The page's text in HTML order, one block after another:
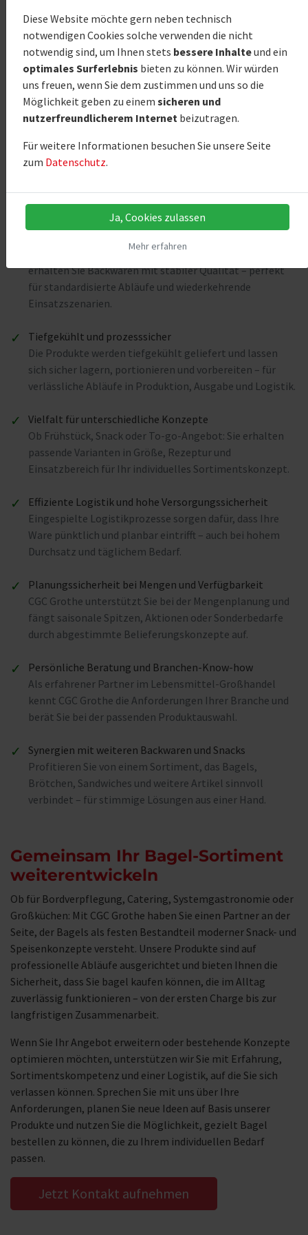
Grothe von einem erfahrenen Partner im Backwaren-
Großhandel. Als Spezialist für Bordverpflegung, Catering,
Systemgastronomie und Großküchen bieten wir Ihnen
planbare Qualität, verlässliche Logistik und Produkte, die
sich optimal in Ihre Prozesse integrieren lassen – von der
ersten Bestellung bis zum laufenden Nachschub.
Verpflegungskonzepte an Bord und am Boden.
Durch langjährige Erfahrung und eigene Herstellung
erhalten Sie Backwaren mit stabiler Qualität – perfekt
für standardisierte Abläufe und wiederkehrende
Einsatzszenarien.
✓
Tiefgekühlt und prozesssicher
Die Produkte werden tiefgekühlt geliefert und lassen
sich sicher lagern, portionieren und vorbereiten – für
verlässliche Abläufe in Produktion, Ausgabe und Logistik.
✓
Vielfalt für unterschiedliche Konzepte
Ob Frühstück, Snack oder To-go-Angebot: Sie erhalten
passende Varianten in Größe, Rezeptur und
Einsatzbereich für Ihr individuelles Sortimentskonzept.
✓
Effiziente Logistik und hohe Versorgungssicherheit
Eingespielte Logistikprozesse sorgen dafür, dass Ihre
Ware pünktlich und planbar eintrifft – auch bei hohem
Durchsatz und täglichem Bedarf.
✓
Planungssicherheit bei Mengen und Verfügbarkeit
CGC Grothe unterstützt Sie bei der Mengenplanung und
fängt saisonale Spitzen, Aktionen oder Sonderbedarfe
durch abgestimmte Belieferungskonzepte auf.
✓
Persönliche Beratung und Branchen-Know-how
Als erfahrener Partner im Lebensmittel-Großhandel
kennt CGC Grothe die Anforderungen Ihrer Branche und
berät Sie bei der passenden Produktauswahl.
✓
Synergien mit weiteren Backwaren und Snacks
Profitieren Sie von einem Sortiment, das Bagels,
Brötchen, Sandwiches und weitere Artikel sinnvoll
verbindet – für stimmige Lösungen aus einer Hand.
Gemeinsam Ihr Bagel-Sortiment
weiterentwickeln
Ob für Bordverpflegung, Catering, Systemgastronomie oder
Großküchen: Mit CGC Grothe haben Sie einen Partner an der
Seite, der Bagels als festen Bestandteil moderner Snack- und
Speisenkonzepte versteht. Unsere Produkte sind auf
professionelle Abläufe ausgerichtet und bieten Ihnen die
Sicherheit, dass Sie bagel kaufen können, die im Alltag
zuverlässig funktionieren – von der ersten Charge bis zur
langfristigen Zusammenarbeit.
Wenn Sie Ihr Angebot erweitern oder bestehende Konzepte
optimieren möchten, unterstützen wir Sie mit Erfahrung,
Sortimentskompetenz und einer Logistik, auf die Sie sich
verlassen können. Sprechen Sie mit uns über Ihre
Anforderungen, planen Sie neue Ideen auf Basis unserer
Produkte und nutzen Sie die Möglichkeit, gezielt Bagel
bestellen zu können, die zu Ihrem individuellen Bedarf
passen.
Jetzt Kontakt aufnehmen
Diese Website möchte gern neben technisch
notwendigen Cookies solche verwenden die nicht
notwendig sind, um Ihnen stets bessere Inhalteund ein
optimales Surferlebnis bieten zu können. Wir würden
uns freuen, wenn Sie dem zustimmen und uns so die
Möglichkeit geben zu einem sicheren und
nutzerfreundlicherem Internet beizutragen.
Für weitere Informationen besuchen Sie unsere Seite
zum Datenschutz.
Ja, Cookies zulassen
Mehr erfahren